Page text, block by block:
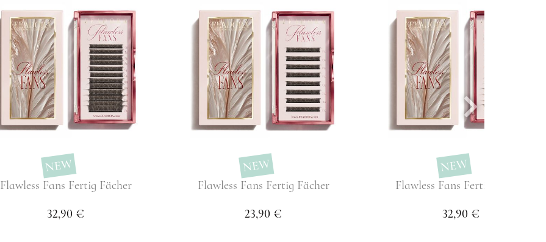
NEW
Flawless Fans Fertig Fächer
32,90 €
NEW
Flawless Fans Fertig Fächer
23,90 €
NEW
Flawless Fans Fertig Fächer
32,90 €